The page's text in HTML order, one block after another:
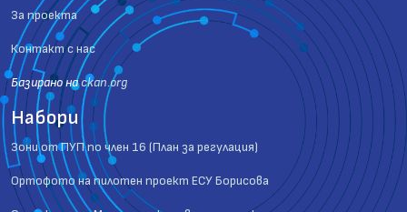
За проекта
Контакт с нас
Базиранo наckan.org
Набори
Зони от ПУП по член 16 (План за регулация)
Ортофото на пилотен проект ЕСУ Борисова